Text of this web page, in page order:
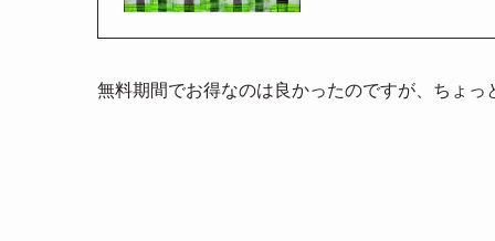
無料期間でお得なのは良かったのですが、ちょ